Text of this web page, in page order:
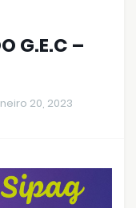
G.E.C –
20, 2023